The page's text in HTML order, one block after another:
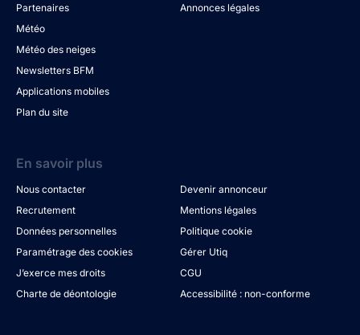
Partenaires
Météo
Météo des neiges
Newsletters BFM
Applications mobiles
Plan du site
Annonces légales
En savoir plus
Nous contacter
Devenir annonceur
Recrutement
Mentions légales
Données personnelles
Politique cookie
Paramétrage des cookies
Gérer Utiq
J’exerce mes droits
CGU
Charte de déontologie
Accessibilité : non-conforme